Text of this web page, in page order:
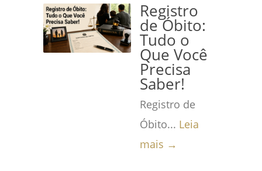
Registro
de Óbito:
Tudo o
Que Você
Precisa
Saber!
Registro de
Óbito... Leia
mais →